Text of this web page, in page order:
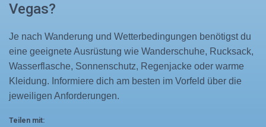
Vegas?
Je nach Wanderung und Wetterbedingungen benötigst du
eine geeignete Ausrüstung wie Wanderschuhe, Rucksack,
Wasserflasche, Sonnenschutz, Regenjacke oder warme
Kleidung. Informiere dich am besten im Vorfeld über die
jeweiligen Anforderungen.
Teilen mit: